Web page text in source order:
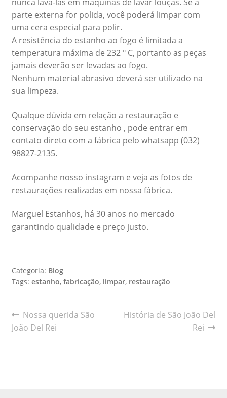
nunca lavá-las em máquinas de lavar louças. Se a
parte externa for polida, você poderá limpar com
uma cera especial para polir.
A resistência do estanho ao fogo é limitada a
temperatura máxima de 232 º C, portanto as peças
jamais deverão ser levadas ao fogo.
Nenhum material abrasivo deverá ser utilizado na
sua limpeza.
Qualque dúvida em relação a restauração e
conservação do seu estanho , pode entrar em
contato direto com a fábrica pelo whatsapp (032)
98827-2135.
Acompanhe nosso instagram e veja as fotos de
restaurações realizadas em nossa fábrica.
Marguel Estanhos, há 30 anos no mercado
garantindo qualidade e preço justo.
Categoria: Blog
Tags: estanho, fabricação, limpar, restauração
Navegação
de
Post
anterior:
Nossa querida São
João Del Rei
Próximo
História de São João Del
Rei